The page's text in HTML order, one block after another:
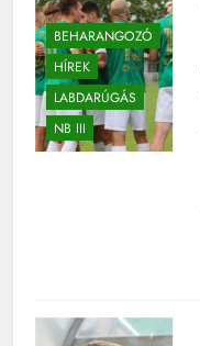
BEHARANGOZÓ
HÍREK
LABDARÚGÁS
NB III